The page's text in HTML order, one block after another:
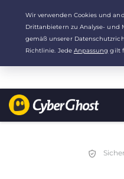
Deine Wahl:Der beste Deal
/